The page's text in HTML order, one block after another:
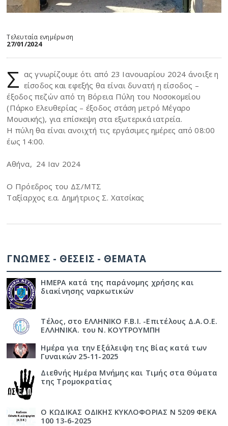
Τελευταία ενημέρωση
27/01/2024
Σ ας γνωρίζουμε ότι από 23 Ιανουαρίου 2024 άνοιξε η
είσοδος και εφεξής θα είναι δυνατή η είσοδος –
έξοδος πεζών από τη Βόρεια Πύλη του Νοσοκομείου
(Πάρκο Ελευθερίας – έξοδος στάση μετρό Μέγαρο
Μουσικής), για επίσκεψη στα εξωτερικά ιατρεία.
Η πύλη θα είναι ανοιχτή τις εργάσιμες ημέρες από 08:00
έως 14:00.
Αθήνα, 24 Ιαν 2024
Ο Πρόεδρος του ΔΣ/ΜΤΣ
Ταξίαρχος ε.α. Δημήτριος Σ. Χατσίκας
ΓΝΩΜΕΣ - ΘΕΣΕΙΣ - ΘΕΜΑΤΑ
ΗΜΕΡΑ κατά της παράνομης χρήσης και
διακίνησης ναρκωτικών
Τέλος, στο ΕΛΛΗΝΙΚΟ F.B.I. -Επιτέλους Δ.Α.Ο.Ε.
ΕΛΛΗΝΙΚΑ. του Ν. ΚΟΥΤΡΟΥΜΠΗ
Ημέρα για την Εξάλειψη της Βίας κατά των
Γυναικών 25-11-2025
Διεθνής Ημέρα Μνήμης και Τιμής στα Θύματα
της Τρομοκρατίας
Ο ΚΩΔΙΚΑΣ ΟΔΙΚΗΣ ΚΥΚΛΟΦΟΡΙΑΣ Ν 5209 ΦΕΚΑ
100 13-6-2025